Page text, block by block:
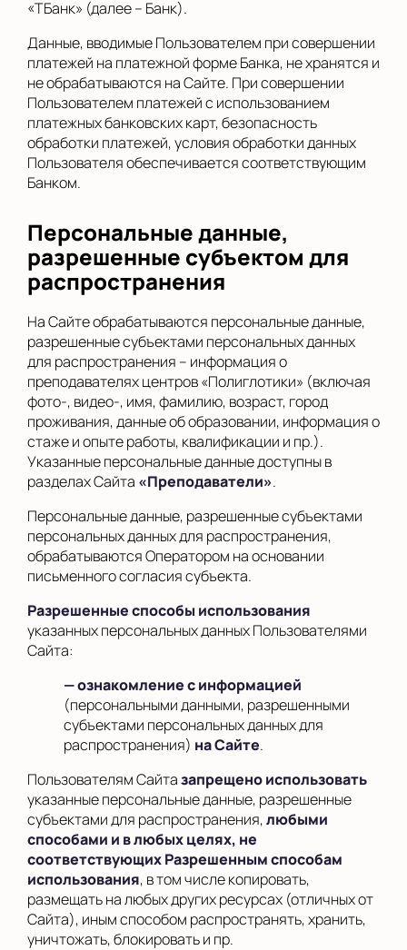
«ТБанк» (далее – Банк).
Данные, вводимые Пользователем при совершении
платежей на платежной форме Банка, не хранятся и
не обрабатываются на Сайте. При совершении
Пользователем платежей с использованием
платежных банковских карт, безопасность
обработки платежей, условия обработки данных
Пользователя обеспечивается соответствующим
Банком.
Персональные данные,
разрешенные субъектом для
распространения
На Сайте обрабатываются персональные данные,
разрешенные субъектами персональных данных
для распространения – информация о
преподавателях центров «Полиглотики» (включая
фото-, видео-, имя, фамилию, возраст, город
проживания, данные об образовании, информация о
стаже и опыте работы, квалификации и пр.).
Указанные персональные данные доступны в
разделах Сайта «Преподаватели».
Персональные данные, разрешенные субъектами
персональных данных для распространения,
обрабатываются Оператором на основании
письменного согласия субъекта.
Разрешенные способы использования
указанных персональных данных Пользователями
Сайта:
— ознакомление с информацией
(персональными данными, разрешенными
субъектами персональных данных для
распространения) на Сайте.
Пользователям Сайтазапрещено использовать
указанные персональные данные, разрешенные
субъектами для распространения,любыми
способами и в любых целях, не
соответствующих Разрешенным способам
использования, в том числе копировать,
размещать на любых других ресурсах (отличных от
Сайта), иным способом распространять, хранить,
уничтожать, блокировать и пр.